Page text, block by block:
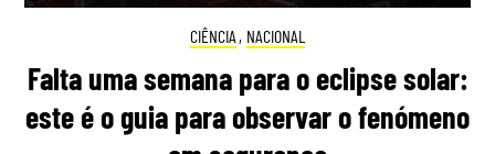
CIÊNCIA , NACIONAL
Falta uma semana para o eclipse solar:
este é o guia para observar o fenómeno